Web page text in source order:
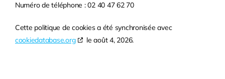
Numéro de téléphone : 02 40 47 62 70
Cette politique de cookies a été synchronisée avec
cookiedatabase.org
le août 4, 2026.